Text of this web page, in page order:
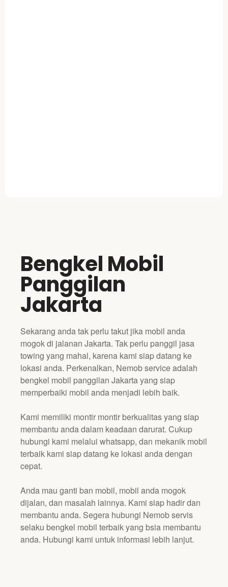
Bengkel Mobil
Panggilan
Jakarta
Sekarang anda tak perlu takut jika mobil anda
mogok di jalanan Jakarta. Tak perlu panggil jasa
towing yang mahal, karena kami siap datang ke
lokasi anda. Perkenalkan, Nemob service adalah
bengkel mobil panggilan Jakarta yang siap
memperbaiki mobil anda menjadi lebih baik.
Kami memiliki montir montir berkualitas yang siap
membantu anda dalam keadaan darurat. Cukup
hubungi kami melalui whatsapp, dan mekanik mobil
terbaik kami siap datang ke lokasi anda dengan
cepat.
Anda mau ganti ban mobil, mobil anda mogok
dijalan, dan masalah lainnya. Kami siap hadir dan
membantu anda. Segera hubungi Nemob servis
selaku bengkel mobil terbaik yang bsia membantu
anda. Hubungi kami untuk informasi lebih lanjut.